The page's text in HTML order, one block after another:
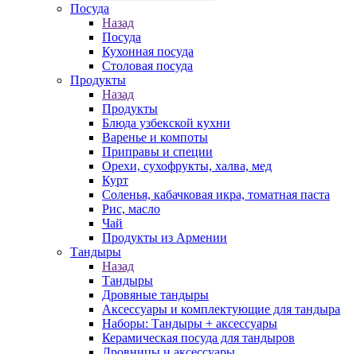
Посуда
Назад
Посуда
Кухонная посуда
Столовая посуда
Продукты
Назад
Продукты
Блюда узбекской кухни
Варенье и компоты
Приправы и специи
Орехи, сухофрукты, халва, мед
Курт
Соленья, кабачковая икра, томатная паста
Рис, масло
Чай
Продукты из Армении
Тандыры
Назад
Тандыры
Дровяные тандыры
Аксессуары и комплектующие для тандыра
Наборы: Тандыры + аксессуары
Керамическая посуда для тандыров